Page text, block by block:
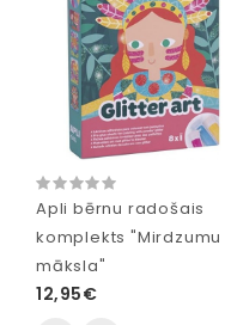
Apli bērnu radošais
komplekts "Mirdzumu
māksla"
12,95€